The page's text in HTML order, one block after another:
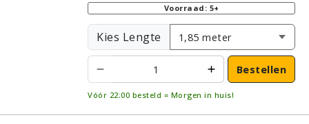
Voorraad: 5+
Kies Lengte
Bestellen
Vóór 22:00 besteld = Morgen in huis!